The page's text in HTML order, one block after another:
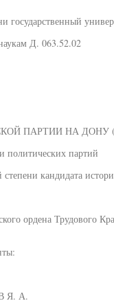
государственный
Д. 063.52.02
ПАРТИИ НА ДОНУ
партий
кандидата
ордена Трудового
Я. А.